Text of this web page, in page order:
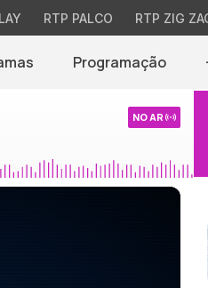
RTP PALCO RTP ZIG
Programação
NO AR